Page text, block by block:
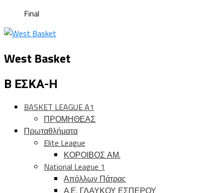
Final
West Basket
Β ΕΣΚΑ-Η
BASKET LEAGUE A1
ΠΡΟΜΗΘΕΑΣ
Πρωταθλήματα
Elite League
ΚΟΡΟΙΒΟΣ ΑΜ.
National League 1
Απόλλων Πάτρας
Α.Ε. ΓΛΑΥΚΟΥ ΕΣΠΕΡΟΥ